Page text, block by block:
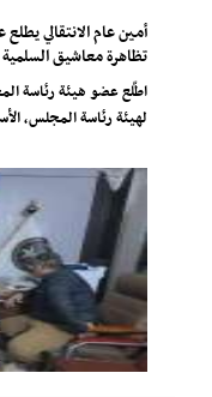
أمين عام الانتقالي
تظاهرة معاشيق السلمية
اطّلع عضو هيئة رئاسة
لهيئة رئاسة المجلس،